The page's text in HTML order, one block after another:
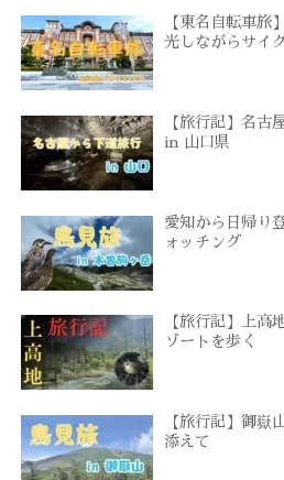
【東名自転車旅
光しながらサイ
【旅行記】名古
in 山口県
愛知から日帰り
ォッチング
【旅行記】上高
ゾートを歩く
【旅行記】御嶽
添えて